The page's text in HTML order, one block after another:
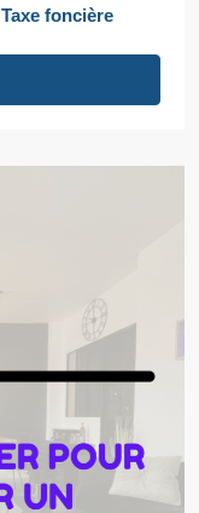
Taxe foncière